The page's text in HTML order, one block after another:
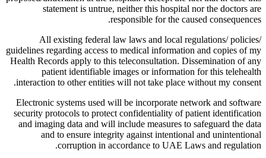
statement is untrue, neither this hospital nor the doctors are
responsible for the caused consequences.
All existing federal law laws and local regulations/ policies/
guidelines regarding access to medical information and copies of my
Health Records apply to this teleconsultation. Dissemination of any
patient identifiable images or information for this telehealth
interaction to other entities will not take place without my consent.
Electronic systems used will be incorporate network and software
security protocols to protect confidentiality of patient identification
and imaging data and will include measures to safeguard the data
and to ensure integrity against intentional and unintentional
corruption in accordance to UAE Laws and regulation.